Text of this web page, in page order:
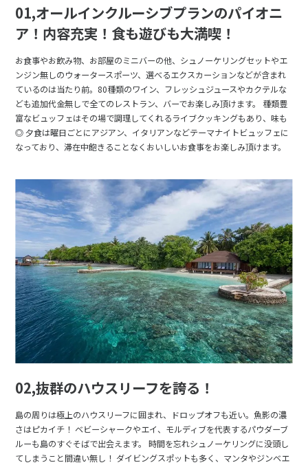
01,オールインクルーシブプランのパイオニ
ア！内容充実！食も遊びも大満喫！
お食事やお飲み物、お部屋のミニバーの他、シュノーケリングセットやエ
ンジン無しのウォータースポーツ、選べるエクスカーションなどが含まれ
ているのは当たり前。80種類のワイン、フレッシュジュースやカクテルな
ども追加代金無しで全てのレストラン、バーでお楽しみ頂けます。 種類豊
富なビュッフェはその場で調理してくれるライブクッキングもあり、味も
◎ 夕食は曜日ごとにアジアン、イタリアンなどテーマナイトビュッフェに
なっており、滞在中飽きることなくおいしいお食事をお楽しみ頂けます。
02,抜群のハウスリーフを誇る！
島の周りは極上のハウスリーフに囲まれ、ドロップオフも近い。魚影の濃
さはピカイチ！ ベビーシャークやエイ、モルディブを代表するパウダーブ
ルーも島のすぐそばで出会えます。 時間を忘れシュノーケリングに没頭し
てしまうこと間違い無し！ ダイビングスポットも多く、マンタやジンベエ